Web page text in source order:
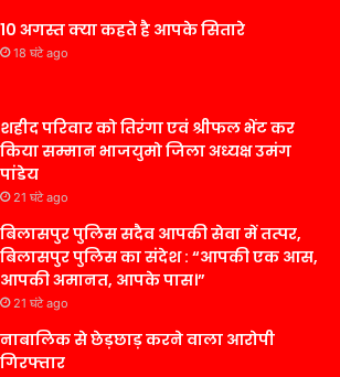
10 अगस्त क्या कहते है आपके सितारे
18 घंटे ago
शहीद परिवार को तिरंगा एवं श्रीफल भेंट कर
किया सम्मान भाजयुमो जिला अध्यक्ष उमंग
पांडेय
21 घंटे ago
बिलासपुर पुलिस सदैव आपकी सेवा में तत्पर,
बिलासपुर पुलिस का संदेश : “आपकी एक आस,
आपकी अमानत, आपके पास।”
21 घंटे ago
नाबालिक से छेड़छाड़ करने वाला आरोपी
गिरफ्तार